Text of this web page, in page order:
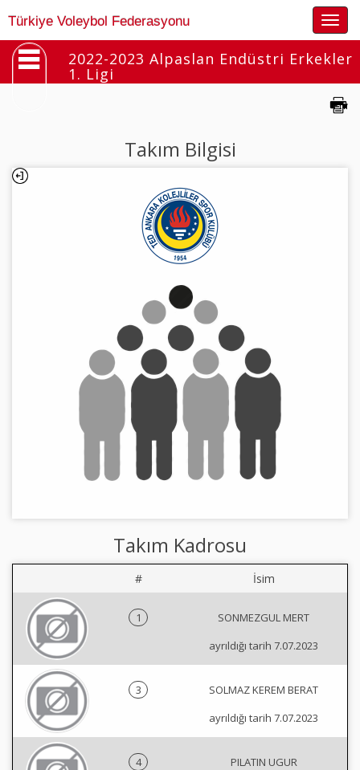
Türkiye Voleybol Federasyonu
2022-2023 Alpaslan Endüstri Erkekler
1. Ligi
Takım Bilgisi
Takım Kadrosu
# İsim
1
SONMEZGUL MERT
ayrıldığı tarih 7.07.2023
3
SOLMAZ KEREM BERAT
ayrıldığı tarih 7.07.2023
4
PILATIN UGUR